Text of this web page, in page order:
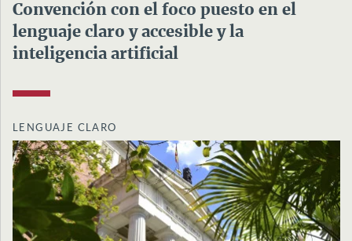
Convención con el foco puesto en el
lenguaje claro y accesible y la
inteligencia artificial
LENGUAJE CLARO